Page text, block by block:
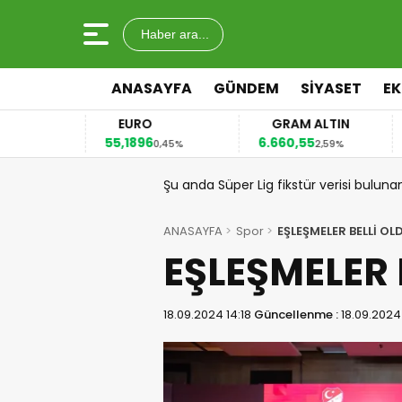
Haber ara...
ANASAYFA GÜNDEM SİYASET
EURO
55,18960,45%
GRAM ALTIN
6.660,552,59%
Şu anda Süper Lig fikstür verisi
ANASAYFA Spor EŞLEŞMELER BELLİ
18.09.2024 14:18 Güncellenme :